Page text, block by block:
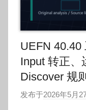
UEFN 40.40
Input 转正、
Discover 规
发布于2026年5月